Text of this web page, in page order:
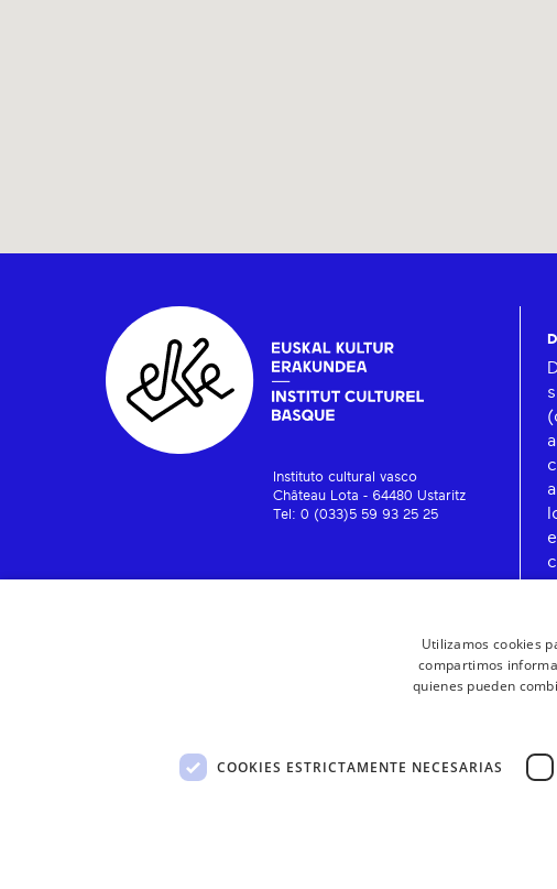
Instituto cultural vasco
Château Lota - 64480 Ustaritz
Tel: 0 (033)5 59 93 25 25
Utilizamos cookies
compartimos
quienes pueden
COOKIES ESTRICTAMENTE NECESARIAS